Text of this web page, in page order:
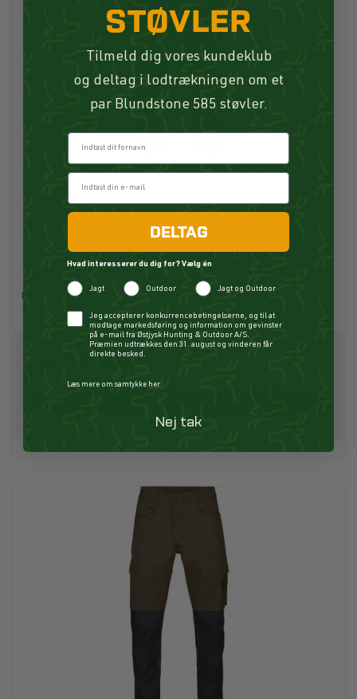
Haglöfs
1.000,00 DKK
STØVLER
Tilmeld dig vores kundeklub
og deltag i lodtrækningen om et
par Blundstone 585 støvler.
Fornavn
DELTAG
Hvad interesserer du dig for? Vælg én
Jagt Outdoor Jagt og Outdoor
CheckboxJeg accepterer konkurrencebetingelserne, og til at
modtage markedsføring og information om gevinster
på e-mail fra Østjysk Hunting & Outdoor A/S.
Præmien udtrækkes den 31. august og vinderen får
direkte besked.
Læs mere om samtykke her
Nej tak